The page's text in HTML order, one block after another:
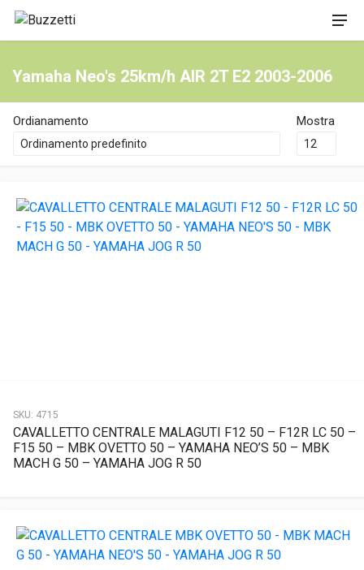
Yamaha Neo's 25km/h AIR 2T E2 2003-2006
Ordianamento Mostra
SKU: 4715
CAVALLETTO CENTRALE MALAGUTI F12 50 – F12R LC 50 –
F15 50 – MBK OVETTO 50 – YAMAHA NEO’S 50 – MBK
MACH G 50 – YAMAHA JOG R 50